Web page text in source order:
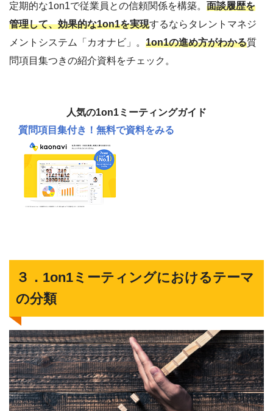
定期的な1on1で従業員との信頼関係を構築。 面談履歴を
管理して、効果的な1on1を実現するならタレントマネジ
メントシステム「カオナビ」。 1on1の進め方がわかる質
問項目集つきの紹介資料をチェック。
人気の1on1ミーティングガイド
質問項目集付き！ 無料で資料をみる
３．1on1ミーティングにおけるテーマ
の分類